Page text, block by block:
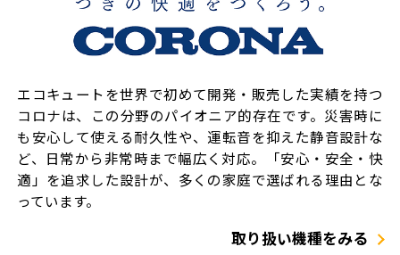
エコキュートを世界で初めて開発・販売した実績を持つ
コロナは、この分野のパイオニア的存在です。災害時に
も安心して使える耐久性や、運転音を抑えた静音設計な
ど、日常から非常時まで幅広く対応。「安心・安全・快
適」を追求した設計が、多くの家庭で選ばれる理由とな
っています。
取り扱い機種をみる